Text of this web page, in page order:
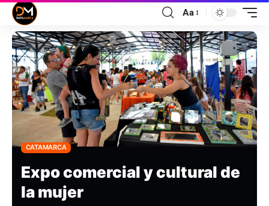
Aa
CATAMARCA
Expo comercial y cultural de
la mujer